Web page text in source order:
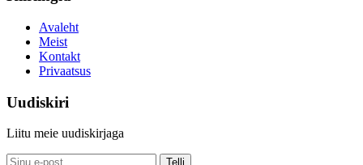
Avaleht
Meist
Kontakt
Privaatsus
Uudiskiri
Liitu meie uudiskirjaga
Telli